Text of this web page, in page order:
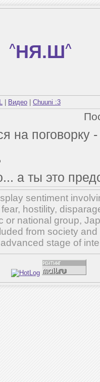
^НЯ.Ш^
Видео Chuuni :3
на
а ты это
sentiment
hostility,
or national group,
from society
stage of